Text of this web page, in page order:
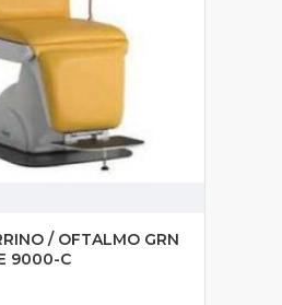
/ OFTALMO GRN
9000-C